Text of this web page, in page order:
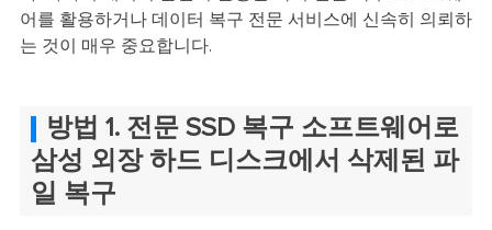
어를 활용하거나 데이터 복구 전문 서비스에 신속히 의뢰하
는 것이 매우 중요합니다.
방법 1. 전문 SSD 복구 소프트웨어로
삼성 외장 하드 디스크에서 삭제된 파
일 복구